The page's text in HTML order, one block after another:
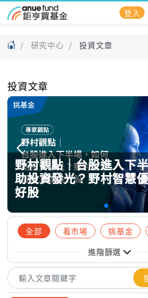
登入
研究中心 投資文章
投資文章
野村觀點｜台股進入下
助投資發光？野村智慧
好股
全部 看市場 挑基金
進階篩選